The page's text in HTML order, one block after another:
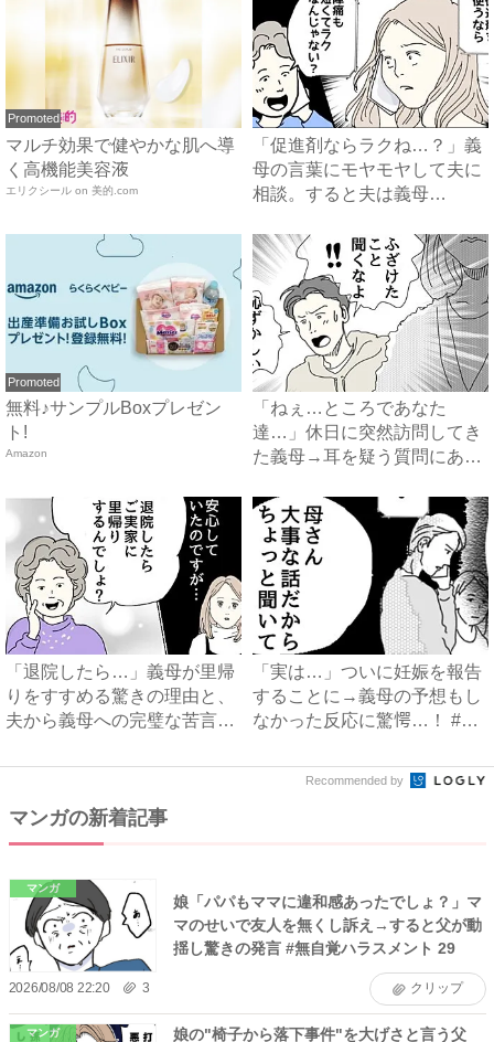
Promoted
マルチ効果で健やかな肌へ導
く高機能美容液
エリクシール on 美的.com
「促進剤ならラクね…？」義
母の言葉にモヤモヤして夫に
相談。すると夫は義母
Promoted
無料♪サンプルBoxプレゼン
ト!
Amazon
「ねぇ…ところであなた
達…」休日に突然訪問してき
た義母→耳を疑う質問にあ
「退院したら…」義母が里帰
りをすすめる驚きの理由と、
夫から義母への完璧な苦言
「実は…」ついに妊娠を報告
することに→義母の予想もし
なかった反応に驚愕…！ #
Recommended by
マンガの新着記事
マンガ
娘「パパもママに違和感あったでしょ？」マ
マのせいで友人を無くし訴え→すると父が動
揺し驚きの発言 #無自覚ハラスメント 29
2026/08/08 22:20 3 クリップ
マンガ 娘の"椅子から落下事件"を大げさと言う父